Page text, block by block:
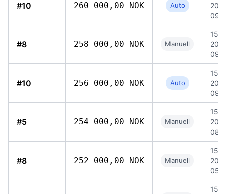
#10 260 000,00 NOK Auto
#8 258 000,00 NOK Manuell
15
#10 256 000,00 NOK Auto
15
#5 254 000,00 NOK Manuell
15
#8 252 000,00 NOK Manuell
15
15